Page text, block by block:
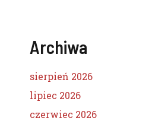
Archiwa
sierpień 2026
lipiec 2026
czerwiec 2026